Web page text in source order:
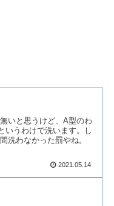
いと思うけど、A型のわ
いうわけで洗います。し
洗わなかった罰やね。
2021.05.14